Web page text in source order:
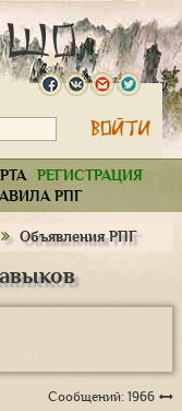
Шо
РЕГИСТРАЦИЯ
РПГ
Объявления РПГ
Сообщений: 1966